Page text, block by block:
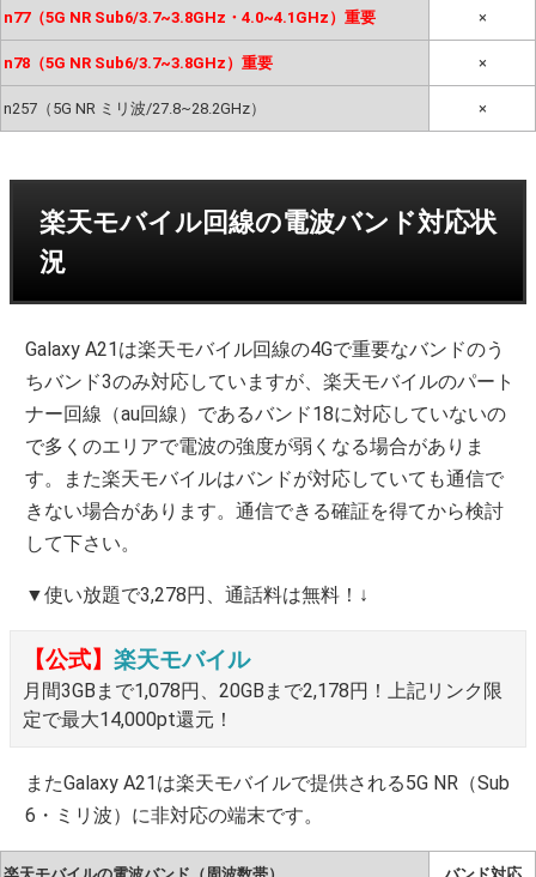
n77（5G NR Sub6/3.7~3.8GHz・4.0~4.1GHz）重要 ×
n78（5G NR Sub6/3.7~3.8GHz）重要 ×
n257（5G NR ミリ波/27.8~28.2GHz） ×
楽天モバイル回線の電波バンド対応状
況
Galaxy A21は楽天モバイル回線の4Gで重要なバンドのう
ちバンド3のみ対応していますが、楽天モバイルのパート
ナー回線（au回線）であるバンド18に対応していないの
で多くのエリアで電波の強度が弱くなる場合がありま
す。また楽天モバイルはバンドが対応していても通信で
きない場合があります。通信できる確証を得てから検討
して下さい。
▼使い放題で3,278円、通話料は無料！↓
【公式】 楽天モバイル
月間3GBまで1,078円、20GBまで2,178円！上記リンク限
定で最大14,000pt還元！
またGalaxy A21は楽天モバイルで提供される5G NR（Sub
6・ミリ波）に非対応の端末です。